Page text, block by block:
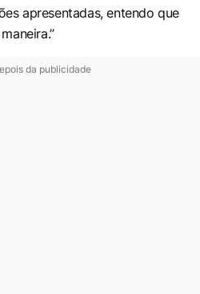
apresentadas, entendo que
da publicidade